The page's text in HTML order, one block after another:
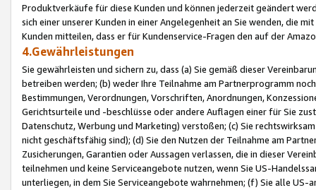
Produktverkäufe für diese Kunden und können jederzeit geändert
sich einer unserer Kunden in einer Angelegenheit an Sie wenden, die
Kunden mitteilen, dass er für Kundenservice-Fragen den auf der
4.Gewährleistungen
Sie gewährleisten und sichern zu, dass (a) Sie gemäß dieser
betreiben werden; (b) weder Ihre Teilnahme am Partnerprogramm
Bestimmungen, Verordnungen, Vorschriften, Anordnungen,
Gerichtsurteile und -beschlüsse oder andere Auflagen einer für Sie
Datenschutz, Werbung und Marketing) verstoßen; (c) Sie
nicht geschäftsfähig sind); (d) Sie den Nutzen der Teilnahme am
Zusicherungen, Garantien oder Aussagen verlassen, die in dieser
teilnehmen und keine Serviceangebote nutzen, wenn Sie US-
unterliegen, in dem Sie Serviceangebote wahrnehmen; (f) Sie alle